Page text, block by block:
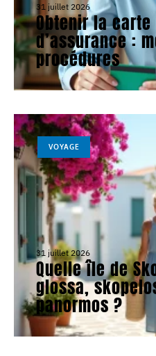
31 juillet 2026
Obtenir la
d’assurance :
procédures
VOYAGE
31 juillet 2026
Quelle île de
glossa,
panormos ?